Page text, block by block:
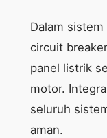
Dalam
circuit
panel listrik
motor.
seluruh
aman.